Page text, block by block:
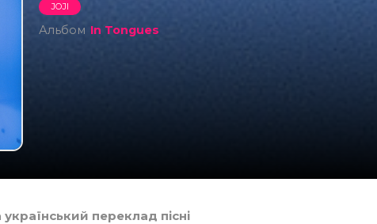
JOJI
Альбом In Tongues
переклад пісні